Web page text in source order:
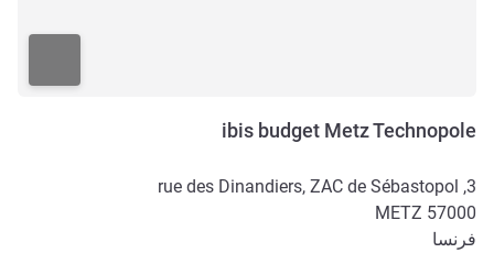
ibis budget Metz Technopole
3, rue des Dinandiers, ZAC de Sébastopol
57000
METZ
فرنسا